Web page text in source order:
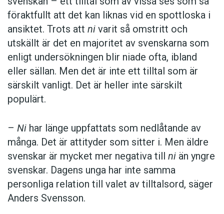
föraktfullt att det kan liknas vid en spottloska i
ansiktet. Trots att ni varit så omstritt och
utskällt är det en majoritet av svenskarna som
enligt undersökningen blir niade ofta, ibland
eller sällan. Men det är inte ett tilltal som är
särskilt vanligt. Det är heller inte särskilt
populärt.
– Ni har länge uppfattats som nedlåtande av
många. Det är attityder som sitter i. Men äldre
svenskar är mycket mer negativa till ni än yngre
svenskar. Dagens unga har inte samma
personliga relation till valet av tilltalsord, säger
Anders Svensson.